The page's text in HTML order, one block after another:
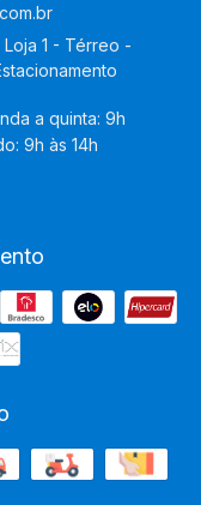
1 - Térreo -
a quinta: 9h
9h às 14h